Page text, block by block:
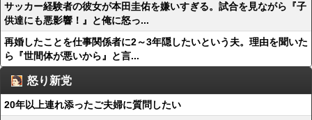
サッカー経験者の彼女が本田圭佑を嫌いすぎる。試合を見ながら『子
供達にも悪影響！』と俺に怒っ...
再婚したことを仕事関係者に2～3年隠したいという夫。理由を聞いた
ら『世間体が悪いから』と言...
怒り新党
20年以上連れ添ったご夫婦に質問したい